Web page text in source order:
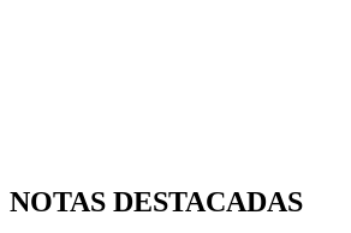
NOTAS DESTACADAS